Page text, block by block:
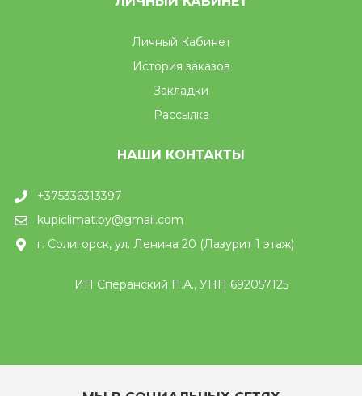
Личный Кабинет
История заказов
Закладки
Рассылка
НАШИ КОНТАКТЫ
+375336313397
kupiclimat.by@gmail.com
г. Солигорск, ул. Ленина 20 (Лазурит 1 этаж)
ИП Сперанский П.А., УНП 692057125